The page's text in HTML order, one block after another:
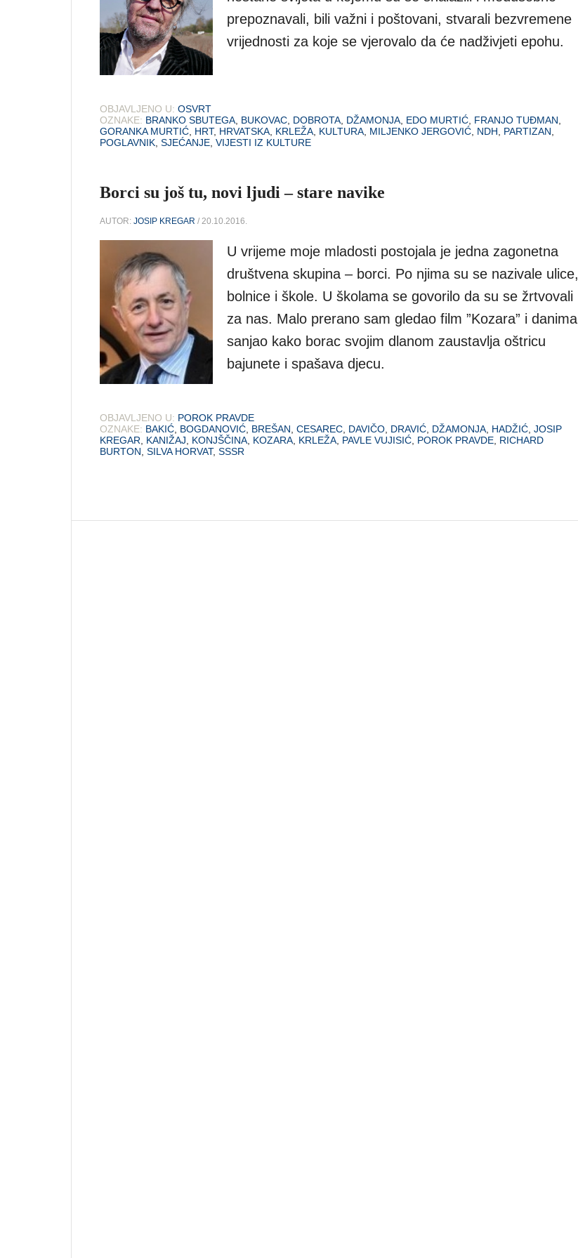
prepoznavali, bili važni i poštovani, stvarali bezvremene
vrijednosti za koje se vjerovalo da će nadživjeti epohu.
OBJAVLJENO U: OSVRT
OZNAKE: BRANKO SBUTEGA BUKOVAC DOBROTA DŽAMONJA EDO MURTIĆ FRANJO TUĐMAN
GORANKA MURTIĆ HRT, HRVATSKA KRLEŽA KULTURA MILJENKO JERGOVIĆ NDH PARTIZAN
POGLAVNIK SJEĆANJE VIJESTI IZ KULTURE
Borci su još tu, novi ljudi – stare navike
AUTOR: JOSIP KREGAR / 20.10.2016.
U vrijeme moje mladosti postojala je jedna zagonetna
društvena skupina – borci. Po njima su se nazivale ulice,
bolnice i škole. U školama se govorilo da su se žrtvovali
za nas. Malo prerano sam gledao film ”Kozara” i danima
sanjao kako borac svojim dlanom zaustavlja oštricu
bajunete i spašava djecu.
OBJAVLJENO U: POROK PRAVDE
OZNAKE: BAKIĆ, BOGDANOVIĆ, BREŠAN, CESAREC, DAVIČO, DRAVIĆ, DŽAMONJA, HADŽIĆ, JOSIP
KREGAR, KANIŽAJ, KONJŠČINA, KOZARA, KRLEŽA, PAVLE VUJISIĆ, POROK PRAVDE, RICHARD
BURTON, SILVA HORVAT, SSSR